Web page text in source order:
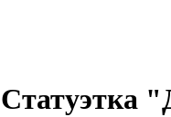
Статуэтка